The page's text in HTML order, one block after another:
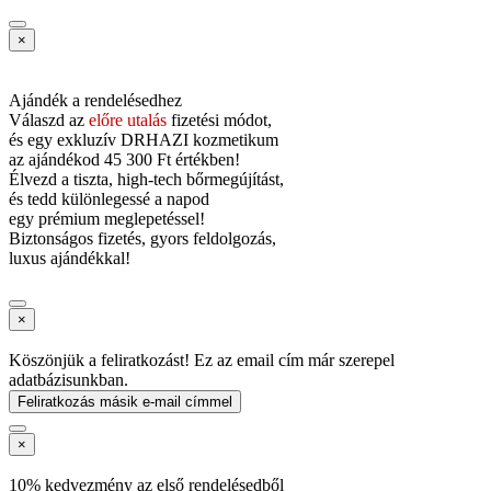
×
Ajándék a rendelésedhez
Válaszd az előre utalás fizetési módot,
és egy exkluzív DRHAZI kozmetikum
az ajándékod 45 300 Ft értékben!
Élvezd a tiszta, high-tech bőrmegújítást,
és tedd különlegessé a napod
egy prémium meglepetéssel!
Biztonságos fizetés, gyors feldolgozás,
luxus ajándékkal!
×
Köszönjük a feliratkozást! Ez az email cím már szerepel
adatbázisunkban.
Feliratkozás másik e-mail címmel
×
10% kedvezmény az első rendelésedből